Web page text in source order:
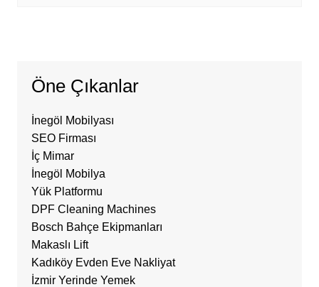
Öne Çıkanlar
İnegöl Mobilyası
SEO Firması
İç Mimar
İnegöl Mobilya
Yük Platformu
DPF Cleaning Machines
Bosch Bahçe Ekipmanları
Makaslı Lift
Kadıköy Evden Eve Nakliyat
İzmir Yerinde Yemek